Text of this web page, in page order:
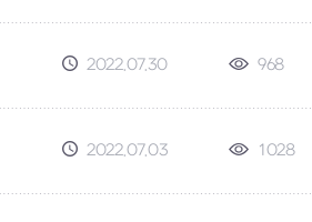
2022.07.30 968
2022.07.03 1028